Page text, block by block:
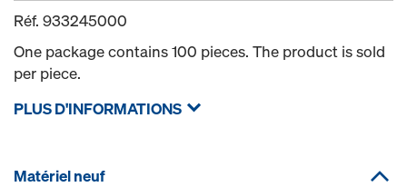
Réf. 933245000
One package contains 100 pieces. The product is sold
per piece.
PLUS D'INFORMATIONS
Matériel neuf